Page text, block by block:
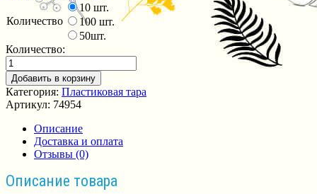
Количество
10 шт.
100 шт.
50шт.
Количество:
Добавить в корзину
Категория: Пластиковая тара
Артикул: 74954
Описание
Доставка и оплата
Отзывы (0)
Описание товара